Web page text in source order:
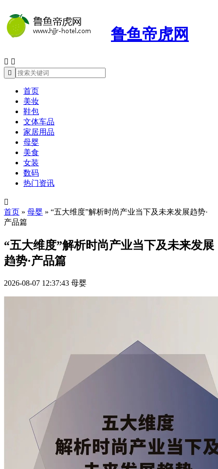
鲁鱼帝虎网
 

首页
美妆
鞋包
文体车品
家居用品
母婴
美食
女装
数码
热门资讯

首页 » 母婴 » “五大维度”解析时尚产业当下及未来发展趋势·
产品篇
“五大维度”解析时尚产业当下及未来发展
趋势·产品篇
2026-08-07 12:37:43 母婴